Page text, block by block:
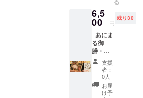
【あざ
れあラ
ンチ】
をペア
でご招
待 お腹
いっぱ
いに
なった
後は、
東公園
6,5
00 円
残り30
≡あにま
る御
膳・購
入チ
ケット
≡ 【東
公園の
動物を
支援
者：
0人
お届
け予